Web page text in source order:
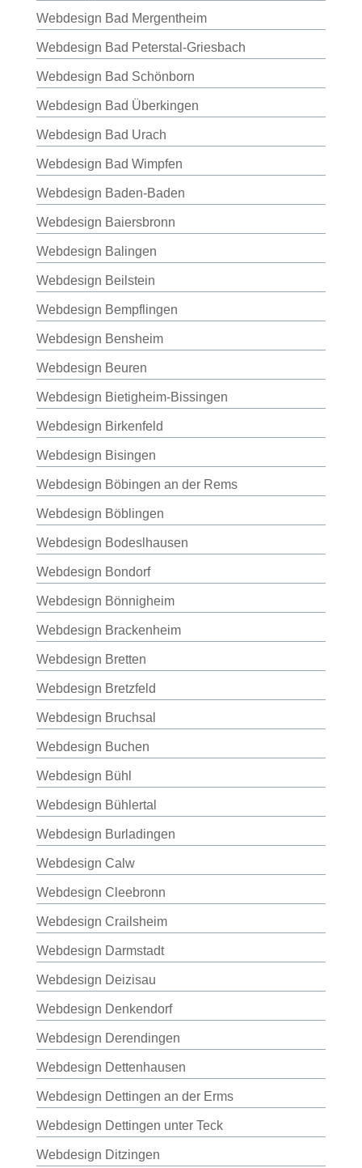
Webdesign Bad Mergentheim
Webdesign Bad Peterstal-Griesbach
Webdesign Bad Schönborn
Webdesign Bad Überkingen
Webdesign Bad Urach
Webdesign Bad Wimpfen
Webdesign Baden-Baden
Webdesign Baiersbronn
Webdesign Balingen
Webdesign Beilstein
Webdesign Bempflingen
Webdesign Bensheim
Webdesign Beuren
Webdesign Bietigheim-Bissingen
Webdesign Birkenfeld
Webdesign Bisingen
Webdesign Böbingen an der Rems
Webdesign Böblingen
Webdesign Bodeslhausen
Webdesign Bondorf
Webdesign Bönnigheim
Webdesign Brackenheim
Webdesign Bretten
Webdesign Bretzfeld
Webdesign Bruchsal
Webdesign Buchen
Webdesign Bühl
Webdesign Bühlertal
Webdesign Burladingen
Webdesign Calw
Webdesign Cleebronn
Webdesign Crailsheim
Webdesign Darmstadt
Webdesign Deizisau
Webdesign Denkendorf
Webdesign Derendingen
Webdesign Dettenhausen
Webdesign Dettingen an der Erms
Webdesign Dettingen unter Teck
Webdesign Ditzingen